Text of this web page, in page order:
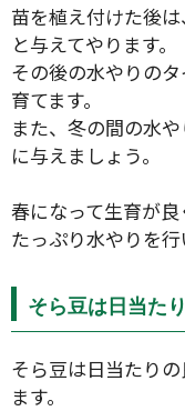
苗を植え付けた後
と与えてやります。
その後の水やりの
育てます。
また、冬の間の水
に与えましょう。
春になって生育が
たっぷり水やりを行
そら豆は日当た
そら豆は日当たり
ます。